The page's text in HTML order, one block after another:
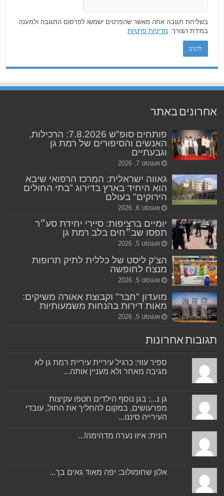
בשליחת תגובה אתה מאשר שהפרטים ישמשו לפרסום התגובה ולמענה
במידת הצורך. מדיניות פרטיות
אחרונים באתר
פותחים סופ"ש 7.8.2026: הרכילות,
האנשים והסיפורים של רמת גן
וגבעתיים
אוגוסט 7, 2026
גאווה ישראלית: המרכז הרפואי שיבא
הוא היחיד בארץ בדירוג "בתי החולים
הירוקים" בעולם
אוגוסט 6, 2026
יומיים ברציפות: סיירי יחידת סע״ר
תפסו שב״חים בלב רמת גן
אוגוסט 5, 2026
הצ'ק ליסט של כללית לתיק תרופות
מנצח לחופשה
אוגוסט 5, 2026
מועדון "חבר" וקבוצת אאורה משיקים:
מאות דירות בהנחות משמעותיות
אוגוסט 5, 2026
תגובות אחרונות
ספיר עוזי: כרגיל עיריית עיריית רמת גן לא
מגיבה מאחר ולא מעניין אותה...
גן נ...: בגן נוסף הילדים חטפו עקיצות
מפרעושים, במקום להחליך את החול, עובדי
העירייה סיננו...
רונית: איזו נערה מדהימה!...
אלון שחומולוב: יפה מאוד גאים בך...